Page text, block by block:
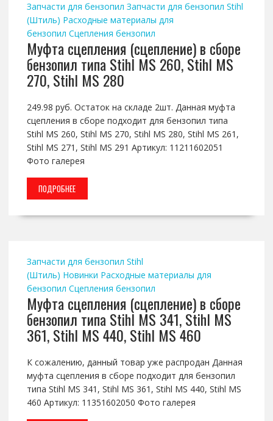
Запчасти для бензопил Запчасти для бензопил Stihl
(Штиль) Расходные материалы для
бензопил Сцепления бензопил
Муфта сцепления (сцепление) в сборе
бензопил типа Stihl MS 260, Stihl MS
270, Stihl MS 280
249.98 руб. Остаток на складе 2шт. Данная муфта
сцепления в сборе подходит для бензопил типа
Stihl MS 260, Stihl MS 270, Stihl MS 280, Stihl MS 261,
Stihl MS 271, Stihl MS 291 Артикул: 11211602051
Фото галерея
ПОДРОБНЕЕ
Запчасти для бензопил Stihl
(Штиль) Новинки Расходные материалы для
бензопил Сцепления бензопил
Муфта сцепления (сцепление) в сборе
бензопил типа Stihl MS 341, Stihl MS
361, Stihl MS 440, Stihl MS 460
К сожалению, данный товар уже распродан Данная
муфта сцепления в сборе подходит для бензопил
типа Stihl MS 341, Stihl MS 361, Stihl MS 440, Stihl MS
460 Артикул: 11351602050 Фото галерея